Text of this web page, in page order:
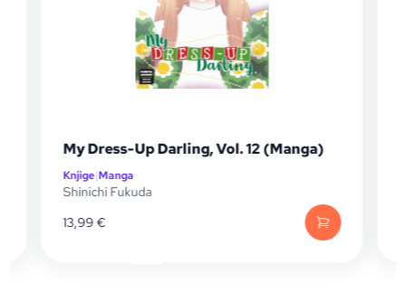
My Dress-Up Darling, Vol. 12 (Manga)
Knjige|Manga
Shinichi Fukuda
13,99€